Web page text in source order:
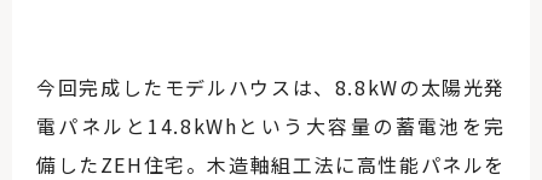
今回完成したモデルハウスは、8.8kWの太陽光発
電パネルと14.8kWhという大容量の蓄電池を完
備したZEH住宅。木造軸組工法に高性能パネルを